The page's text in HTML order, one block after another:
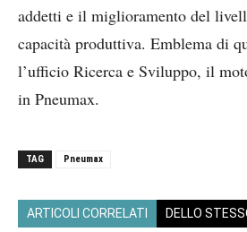
addetti e il miglioramento del
capacità produttiva. Emblema di
l’ufficio Ricerca e Sviluppo, il
in Pneumax.
TAG Pneumax
ARTICOLI CORRELATI DELLO